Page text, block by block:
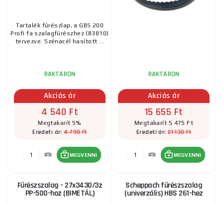
Tartalék fűrészlap, a GBS 200
Profi fa szalagfűrészhez (83810)
tervezve. Szénacél hasított ...
RAKTÁRON
Akciós ár
4 540 Ft
Megtakarít 5%
Eredeti ár:4 790 Ft
db MEGVENNI
RAKTÁRON
Akciós ár
15 655 Ft
Megtakarít 5 475 Ft
Eredeti ár:21 130 Ft
db MEGVENNI
Fűrészszalag - 27x3430/3z
PP-500-hoz (BIMETÁL)
Scheppach fűrészszalag
(univerzális) HBS 261-hez